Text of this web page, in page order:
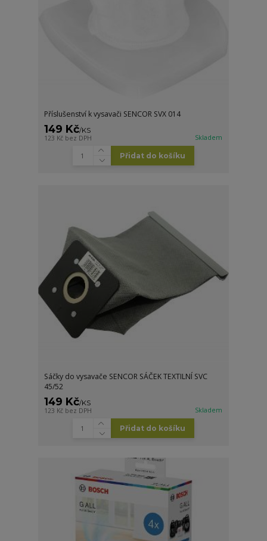
Příslušenství k vysavači SENCOR SVX 014
149 Kč/KS
123 Kč bez DPH Skladem
Přidat do košíku
Sáčky do vysavače SENCOR SÁČEK TEXTILNÍ SVC
45/52
149 Kč/KS
123 Kč bez DPH Skladem
Přidat do košíku